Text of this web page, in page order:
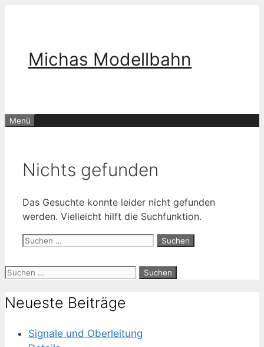
Michas Modellbahn
Menü
Nichts gefunden
Das Gesuchte konnte leider nicht gefunden
werden. Vielleicht hilft die Suchfunktion.
Suchen
Suchen
Neueste Beiträge
Signale und Oberleitung